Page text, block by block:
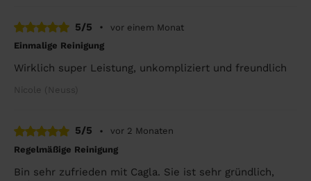
5/5 •
vor einem Monat
Einmalige Reinigung
Wirklich super Leistung, unkompliziert und freundlich
Nicole (Neuss)
5/5 •
vor 2 Monaten
Regelmäßige Reinigung
Bin sehr zufrieden mit Cagla. Sie ist sehr gründlich,